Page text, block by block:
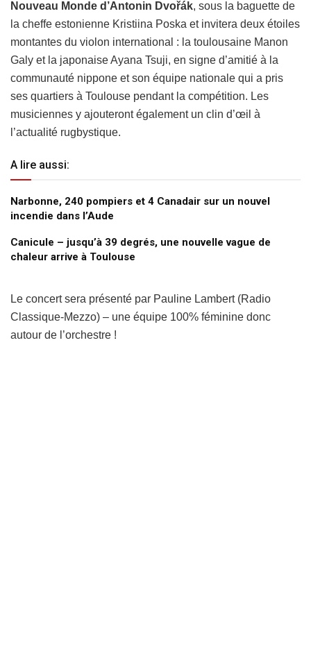
Nouveau Monde d’Antonin Dvořák, sous la baguette de
la cheffe estonienne Kristiina Poska et invitera deux étoiles
montantes du violon international : la toulousaine Manon
Galy et la japonaise Ayana Tsuji, en signe d’amitié à la
communauté nippone et son équipe nationale qui a pris
ses quartiers à Toulouse pendant la compétition. Les
musiciennes y ajouteront également un clin d’œil à
l’actualité rugbystique.
A lire aussi:
Narbonne, 240 pompiers et 4 Canadair sur un nouvel
incendie dans l’Aude
Canicule – jusqu’à 39 degrés, une nouvelle vague de
chaleur arrive à Toulouse
Le concert sera présenté par Pauline Lambert (Radio
Classique-Mezzo) – une équipe 100% féminine donc
autour de l’orchestre !